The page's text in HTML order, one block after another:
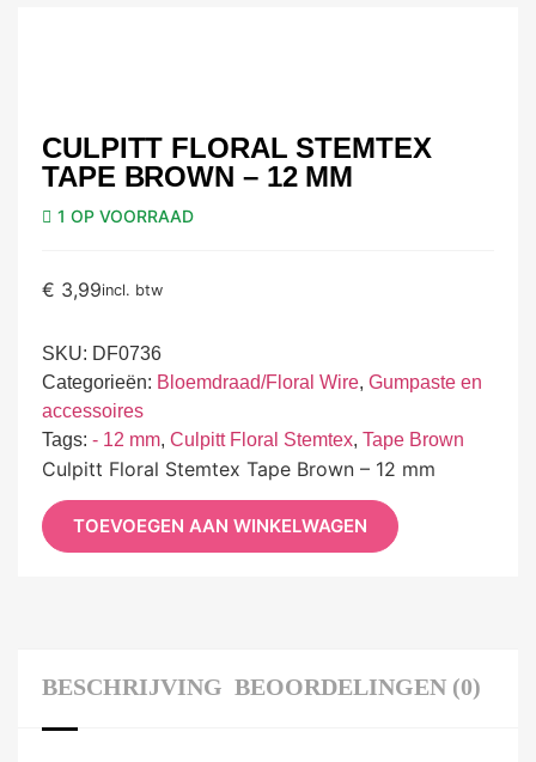
CULPITT FLORAL STEMTEX
TAPE BROWN – 12 MM
1 OP VOORRAAD
€ 3,99incl. btw
SKU: DF0736
Categorieën: Bloemdraad/Floral Wire, Gumpaste en
accessoires
Tags: - 12 mm, Culpitt Floral Stemtex, Tape Brown
Culpitt Floral Stemtex Tape Brown – 12 mm
TOEVOEGEN AAN WINKELWAGEN
BESCHRIJVING BEOORDELINGEN (0)